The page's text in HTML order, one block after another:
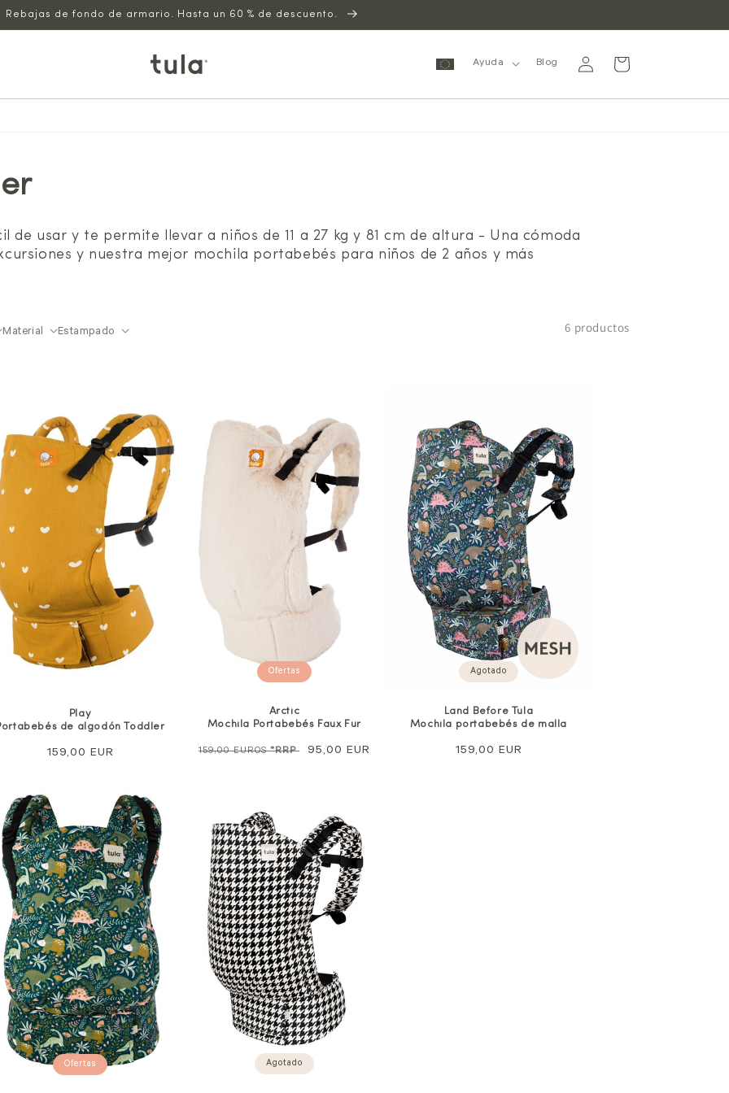
Rebajas de fondo de armario. Hasta un 60 % de descuento.
Ayuda Blog
sesión
Carrito
de usar y te permite llevar a niños de 11 a 27 kg y 81 cm de altura - Una cómoda
y nuestra mejor mochila portabebés para niños de 2 años y más
Material Estampado 6 productos
Play
de algodón Toddler
Precio
159,00 EUR
Ofertas
Arctic
Mochila Portabebés Faux Fur
Precio
159,00 EUROS*RRP
Precio
95,00 EUR
Agotado
Land Before Tula
Mochila portabebés de malla
Precio
159,00 EUR
Ofertas Agotado